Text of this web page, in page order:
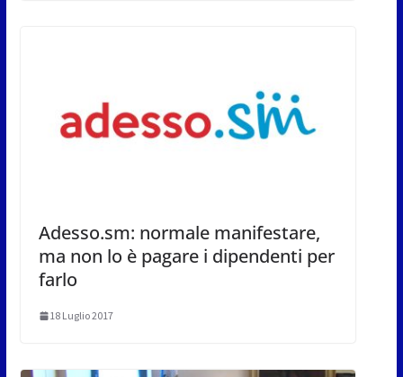
Adesso.sm: normale manifestare,
ma non lo è pagare i dipendenti per
farlo
18 Luglio 2017